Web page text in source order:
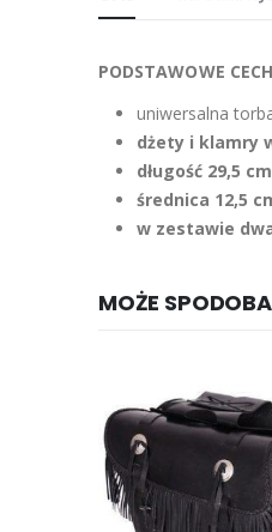
PODSTAWOWE
uniwersalna
dżety i klamry
długość 29,5 cm
średnica 12,5
w zestawie
MOŻE